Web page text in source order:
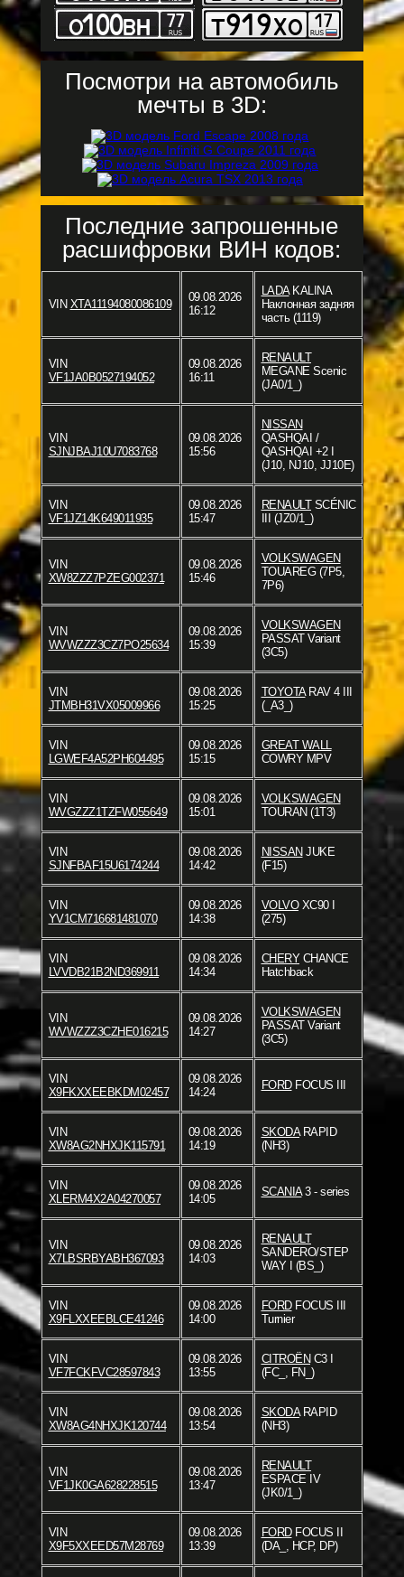
Посмотри на автомобиль
мечты в 3D:
Последние запрошенные
расшифровки ВИН кодов:
VIN XTA11194080086109
09.08.2026
16:12
LADAKALINA
Наклонная задняя
часть (1119)
VIN
VF1JA0B0527194052
09.08.2026
16:11
RENAULT
MEGANE Scenic
(JA0/1_)
VIN
SJNJBAJ10U7083768
09.08.2026
15:56
NISSAN
QASHQAI /
QASHQAI +2 I
(J10, NJ10, JJ10E)
VIN
VF1JZ14K649011935
09.08.2026
15:47
RENAULTSCÉNIC
III (JZ0/1_)
VIN
XW8ZZZ7PZEG002371
09.08.2026
15:46
VOLKSWAGEN
TOUAREG (7P5,
7P6)
VIN
WVWZZZ3CZ7PO25634
09.08.2026
15:39
VOLKSWAGEN
PASSAT Variant
(3C5)
VIN
JTMBH31VX05009966
09.08.2026
15:25
TOYOTARAV 4 III
(_A3_)
VIN
LGWEF4A52PH604495
09.08.2026
15:15
GREAT WALL
COWRY MPV
VIN
WVGZZZ1TZFW055649
09.08.2026
15:01
VOLKSWAGEN
TOURAN (1T3)
VIN
SJNFBAF15U6174244
09.08.2026
14:42
NISSAN JUKE
(F15)
VIN
YV1CM716681481070
09.08.2026
14:38
VOLVOXC90 I
(275)
VIN
LVVDB21B2ND369911
09.08.2026
14:34
CHERYCHANCE
Hatchback
VIN
WVWZZZ3CZHE016215
09.08.2026
14:27
VOLKSWAGEN
PASSAT Variant
(3C5)
VIN
X9FKXXEEBKDM02457
09.08.2026
14:24
FORDFOCUS III
VIN
XW8AG2NHXJK115791
09.08.2026
14:19
SKODARAPID
(NH3)
VIN
XLERM4X2A04270057
09.08.2026
14:05
SCANIA3 - series
VIN
X7LBSRBYABH367093
09.08.2026
14:03
RENAULT
SANDERO/STEP
WAY I (BS_)
VIN
X9FLXXEEBLCE41246
09.08.2026
14:00
FORDFOCUS III
Turnier
VIN
VF7FCKFVC28597843
09.08.2026
13:55
CITROËN C3 I
(FC_, FN_)
VIN
XW8AG4NHXJK120744
09.08.2026
13:54
SKODARAPID
(NH3)
VIN
VF1JK0GA628228515
09.08.2026
13:47
RENAULT
ESPACE IV
(JK0/1_)
VIN
X9F5XXEED57M28769
09.08.2026
13:39
FORDFOCUS II
(DA_, HCP, DP)